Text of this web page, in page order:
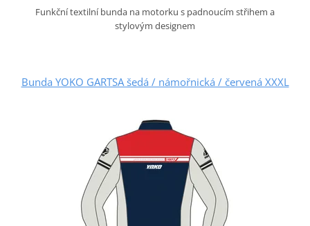
Funkční textilní bunda na motorku s padnoucím střihem a
stylovým designem
Bunda YOKO GARTSA šedá / námořnická / červená XXXL